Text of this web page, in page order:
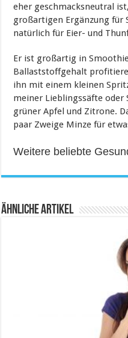
eher geschmacksneutral
großartigen Ergänzung für
natürlich für Eier- und
Er ist großartig in
Ballaststoffgehalt
ihn mit einem kleinen
meiner Lieblingssäfte oder
grüner Apfel und Zitrone.
paar Zweige Minze für
Weitere beliebte
Ähnliche Artikel